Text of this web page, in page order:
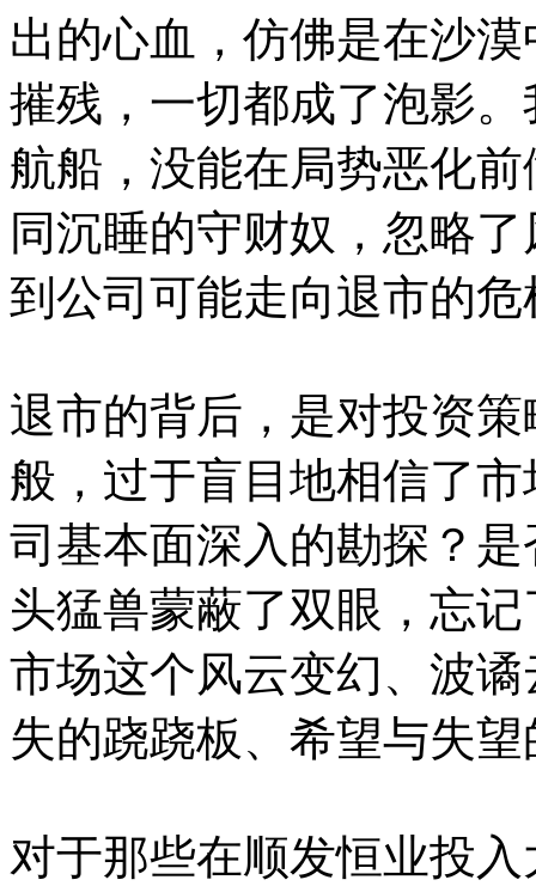
出的心血，仿佛是在沙
摧残，一切都成了泡影
航船，没能在局势恶化
同沉睡的守财奴，忽略
到公司可能走向退市的危
退市的背后，是对投资
般，过于盲目地相信了
司基本面深入的勘探？
头猛兽蒙蔽了双眼，忘
市场这个风云变幻、波
失的跷跷板、希望与失
对于那些在顺发恒业投